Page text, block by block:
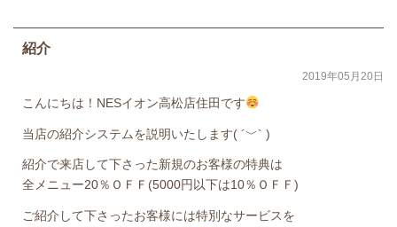
紹介
2019年05月20日
こんにちは！NESイオン高松店住田です
当店の紹介システムを説明いたします( ´﹀` )
紹介で来店して下さった新規のお客様の特典は
全メニュー20％ＯＦＦ(5000円以下は10％ＯＦＦ)
ご紹介して下さったお客様には特別なサービスを